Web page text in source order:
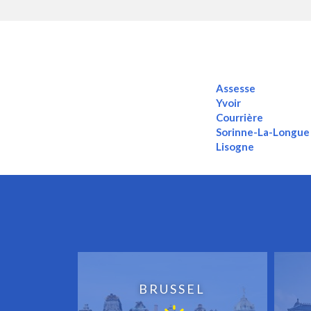
Assesse
Yvoir
Courrière
Sorinne-La-Longue
Lisogne
BRUSSEL